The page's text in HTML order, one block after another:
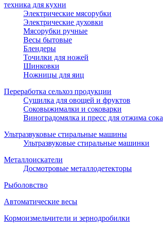
техника для кухни
Электрические мясорубки
Электрические духовки
Мясорубки ручные
Весы бытовые
Блендеры
Точилки для ножей
Шинковки
Ножницы для яиц
Переработка сельхоз продукции
Сушилка для овощей и фруктов
Соковыжималки и соковарки
Виноградомялка и пресс для отжима сока
Ультразвуковые стиральные машины
Ультразвуковые стиральные машинки
Металлоискатели
Досмотровые металлодетекторы
Рыболовство
Автоматические весы
Кормоизмельчители и зернодробилки